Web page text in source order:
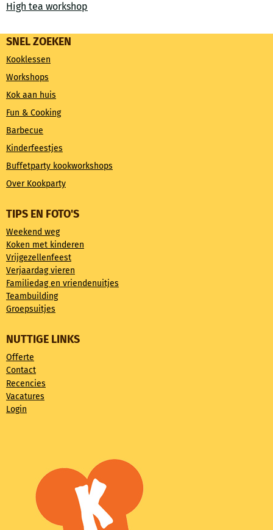
High tea workshop
SNEL ZOEKEN
Kooklessen
Workshops
Kok aan huis
Fun & Cooking
Barbecue
Kinderfeestjes
Buffetparty kookworkshops
Over Kookparty
TIPS EN FOTO'S
Weekend weg
Koken met kinderen
Vrijgezellenfeest
Verjaardag vieren
Familiedag en vriendenuitjes
Teambuilding
Groepsuitjes
NUTTIGE LINKS
Offerte
Contact
Recencies
Vacatures
Login